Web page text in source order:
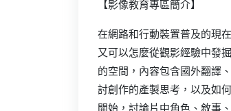
【影像教育專區簡介】
在網路和行動裝置普及的現
又可以怎麼從觀影經驗中發
的空間，內容包含國外翻譯
討創作的產製思考，以及如